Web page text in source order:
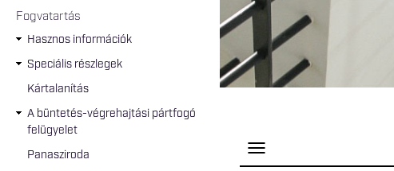
Fogvatartás
Hasznos információk
Speciális részlegek
Kártalanítás
A büntetés-végrehajtási pártfogó
felügyelet
Panasziroda
P